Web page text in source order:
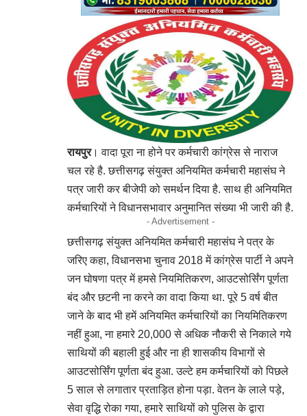
रायपुर। वादा पूरा ना होने पर कर्मचारी कांग्रेस से नाराज
चल रहे है. छत्तीसगढ़ संयुक्त अनियमित कर्मचारी महासंघ ने
पत्र जारी कर बीजेपी को समर्थन दिया है. साथ ही अनियमित
कर्मचारियों ने विधानसभावार अनुमानित संख्या भी जारी की है.
- Advertisement -
छत्तीसगढ़ संयुक्त अनियमित कर्मचारी महासंघ ने पत्र के
जरिए कहा, विधानसभा चुनाव 2018 में कांग्रेस पार्टी ने अपने
जन घोषणा पत्र में हमसे नियमितिकरण, आउटसोर्सिंग पूर्णता
बंद और छटनी ना करने का वादा किया था. पूरे 5 वर्ष बीत
जाने के बाद भी हमें अनियमित कर्मचारियों का नियमितिकरण
नहीं हुआ, ना हमारे 20,000 से अधिक नौकरी से निकाले गये
साथियों की बहाली हुई और ना ही शासकीय विभागों से
आउटसोर्सिंग पूर्णता बंद हुआ. उल्टे हम कर्मचारियों को पिछले
5 साल से लगातार प्रताड़ित होना पड़ा. वेतन के लाले पड़े,
सेवा वृद्धि रोका गया, हमारे साथियों को पुलिस के द्वारा